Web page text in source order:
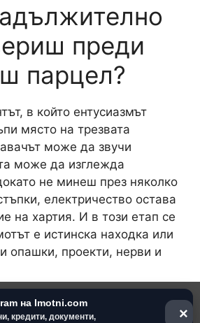
преди
парцел?
в който ентусиазмът
място на трезвата
може да звучи
може да изглежда
не минеш през няколко
електричество остава
на хартия. И в този етап се
е истинска находка или
опашки, проекти, нерви и
трябва да имаш, е
на Imotni.com
кредити, документи,
×